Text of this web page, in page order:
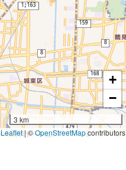
+
−
3 km
Leaflet|©OpenStreetMapcontributors